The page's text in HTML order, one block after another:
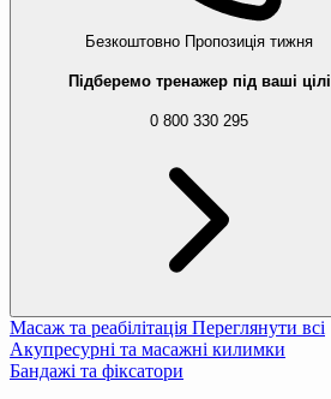
Безкоштовно Пропозиція тижня
Підберемо тренажер під ваші цілі
0 800 330 295
Масаж та реабілітація Переглянути всі
Акупресурні та масажні килимки
Бандажі та фіксатори